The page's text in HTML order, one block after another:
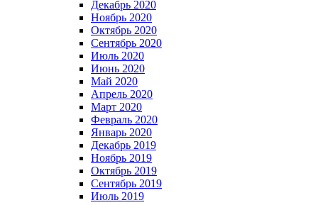
Декабрь 2020
Ноябрь 2020
Октябрь 2020
Сентябрь 2020
Июль 2020
Июнь 2020
Май 2020
Апрель 2020
Март 2020
Февраль 2020
Январь 2020
Декабрь 2019
Ноябрь 2019
Октябрь 2019
Сентябрь 2019
Июль 2019